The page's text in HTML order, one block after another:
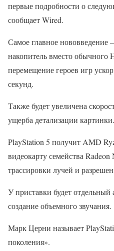
первые подробности о
сообщает Wired.
Самое главное
накопитель вместо
перемещение героев игр
секунд.
Также будет увеличена
ущерба детализации картинки.
PlayStation 5 получит AMD
видеокарту семейства
трассировки лучей и
У приставки будет
создание объемного звучания.
Марк Церни называет
поколения».